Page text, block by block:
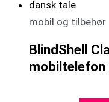
mobil og tilbehør
BlindShell
mobiltelefon